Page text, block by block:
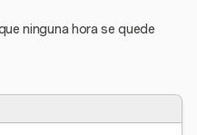
ninguna hora se quede